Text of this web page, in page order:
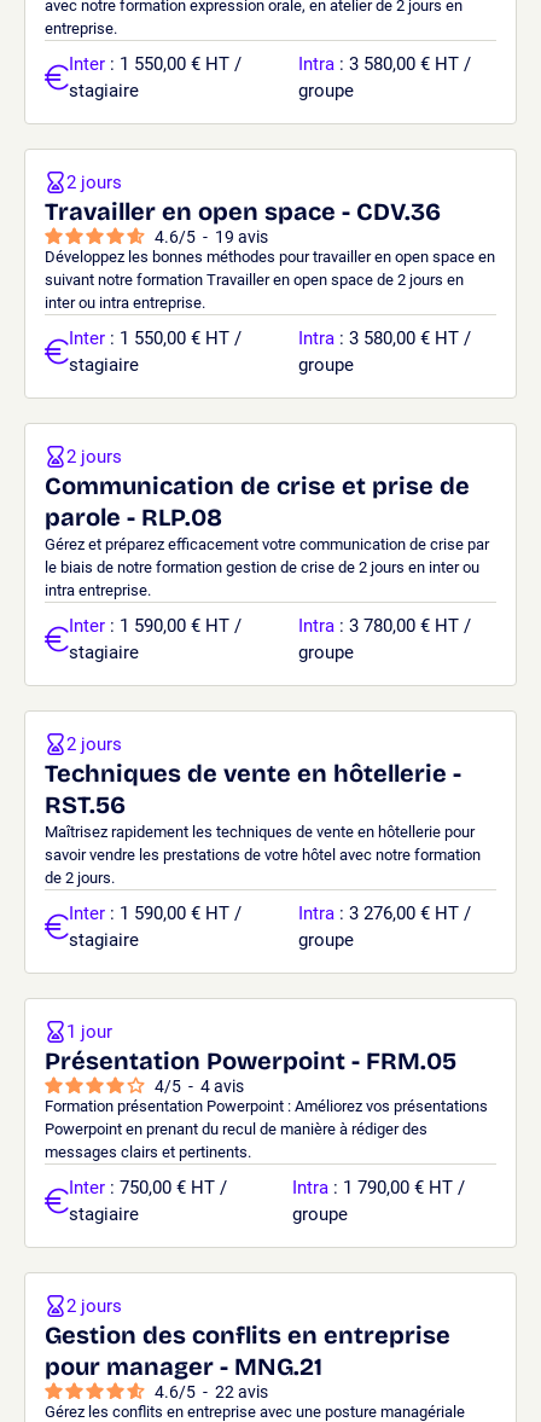
avec notre formation expression orale, en atelier de 2 jours en
entreprise.
Inter : 1 550,00 € HT /
stagiaire
Intra : 3 580,00 € HT /
groupe
Travailler en open space - CDV.36
4.6/5 - 19 avis
Développez les bonnes méthodes pour travailler en open space en
suivant notre formation Travailler en open space de 2 jours en
inter ou intra entreprise.
2 jours
Inter : 1 550,00 € HT /
stagiaire
Intra : 3 580,00 € HT /
groupe
Communication de crise et prise de
parole - RLP.08
Gérez et préparez efficacement votre communication de crise par
le biais de notre formation gestion de crise de 2 jours en inter ou
intra entreprise.
2 jours
Inter : 1 590,00 € HT /
stagiaire
Intra : 3 780,00 € HT /
groupe
Techniques de vente en hôtellerie -
RST.56
Maîtrisez rapidement les techniques de vente en hôtellerie pour
savoir vendre les prestations de votre hôtel avec notre formation
de 2 jours.
2 jours
Inter : 1 590,00 € HT /
stagiaire
Intra : 3 276,00 € HT /
groupe
Présentation Powerpoint - FRM.05
4/5 - 4avis
Formation présentation Powerpoint : Améliorez vos présentations
Powerpoint en prenant du recul de manière à rédiger des
messages clairs et pertinents.
1 jour
Inter : 750,00 € HT /
stagiaire
Intra : 1 790,00 € HT /
groupe
Gestion des conflits en entreprise
pour manager - MNG.21
4.6/5 - 22 avis
Gérez les conflits en entreprise avec une posture managériale
2 jours